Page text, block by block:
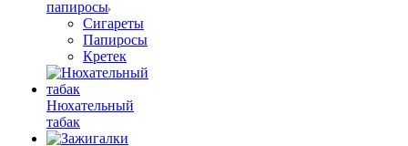
папиросы
Сигареты
Папиросы
Кретек
Нюхательный
табак